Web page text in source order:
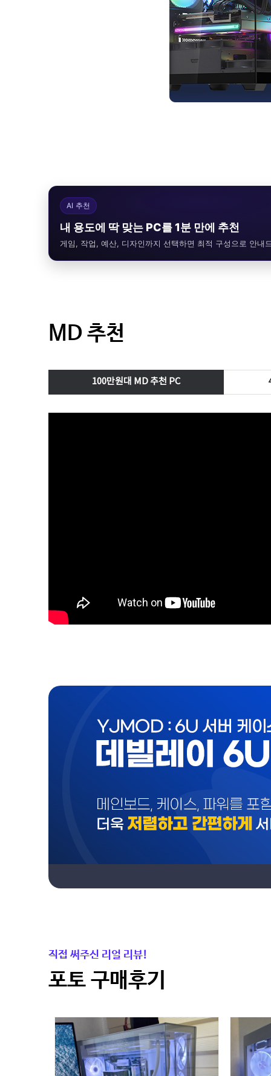
AI 추천
내 용도에 딱 맞는 PC를 1분 만에 추천
게임, 작업, 예산, 디자인까지 선택하면 최적 구성으로 안내
MD 추천
100만원대 MD 추천 PC
직접 써주신 리얼 리뷰!
포토 구매후기